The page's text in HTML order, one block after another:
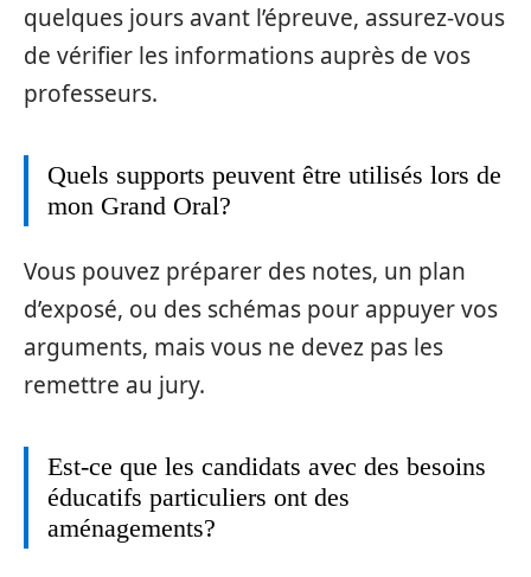
quelques jours avant l’épreuve, assurez-vous
de vérifier les informations auprès de vos
professeurs.
Quels supports peuvent être utilisés lors de
mon Grand Oral?
Vous pouvez préparer des notes, un plan
d’exposé, ou des schémas pour appuyer vos
arguments, mais vous ne devez pas les
remettre au jury.
Est-ce que les candidats avec des besoins
éducatifs particuliers ont des
aménagements?